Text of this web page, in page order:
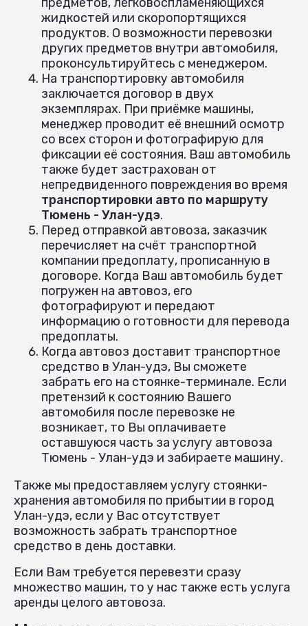
жидкостей или скоропортящихся
продуктов. О возможности перевозки
других предметов внутри автомобиля,
проконсультируйтесь с менеджером.
На транспортировку автомобиля
заключается договор в двух
экземплярах. При приёмке машины,
менеджер проводит её внешний осмотр
со всех сторон и фотографирую для
фиксации её состояния. Ваш автомобиль
также будет застрахован от
непредвиденного повреждения во время
транспортировки авто по маршруту
Тюмень - Улан-удэ.
Перед отправкой автовоза, заказчик
перечисляет на счёт транспортной
компании предоплату, прописанную в
договоре. Когда Ваш автомобиль будет
погружен на автовоз, его
фотографируют и передают
информацию о готовности для перевода
предоплаты.
Когда автовоз доставит транспортное
средство в Улан-удэ, Вы сможете
забрать его на стоянке-терминале. Если
претензий к состоянию Вашего
автомобиля после перевозке не
возникает, то Вы оплачиваете
оставшуюся часть за услугу автовоза
Тюмень - Улан-удэ и забираете машину.
Также мы предоставляем услугу стоянки-
хранения автомобиля по прибытии в город
Улан-удэ, если у Вас отсутствует
возможность забрать транспортное
средство в день доставки.
Если Вам требуется перевезти сразу
множество машин, то у нас также есть услуга
аренды целого автовоза.